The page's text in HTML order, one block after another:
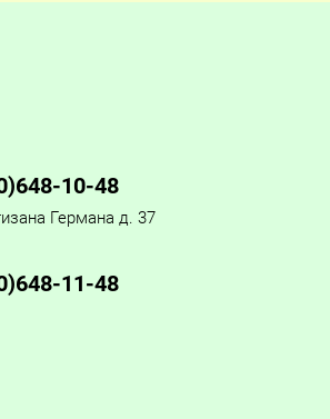
10-48
Германа д. 37
11-48